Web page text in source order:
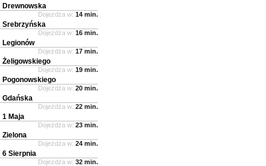
Drewnowska
Dojeżdża w: 14 min.
Srebrzyńska
Dojeżdża w: 16 min.
Legionów
Dojeżdża w: 17 min.
Żeligowskiego
Dojeżdża w: 19 min.
Pogonowskiego
Dojeżdża w: 20 min.
Gdańska
Dojeżdża w: 22 min.
1 Maja
Dojeżdża w: 23 min.
Zielona
Dojeżdża w: 24 min.
6 Sierpnia
Dojeżdża w: 32 min.